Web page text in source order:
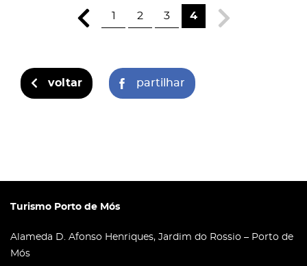
1 2 3 4
voltar partilhar
Turismo Porto de Mós
Alameda D. Afonso Henriques, Jardim do Rossio – Porto de
Mós